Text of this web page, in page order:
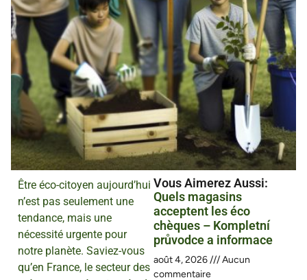
Être éco-citoyen aujourd’hui
n’est pas seulement une
tendance, mais une
nécessité urgente pour
notre planète. Saviez-vous
qu’en France, le secteur des
Vous Aimerez Aussi :
Quels magasins
acceptent les éco
chèques – Kompletní
průvodce a informace
août 4, 2026
Aucun
commentaire